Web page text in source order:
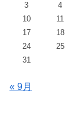
3
4
10
11
17
18
24
25
31
« 9月